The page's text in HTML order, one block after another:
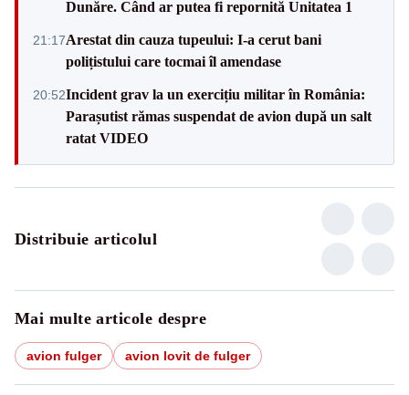
Dunăre. Când ar putea fi repornită Unitatea 1
21:17Arestat din cauza tupeului: I-a cerut bani
polițistului care tocmai îl amendase
20:52Incident grav la un exercițiu militar în România:
Parașutist rămas suspendat de avion după un salt
ratat VIDEO
Distribuie articolul
Mai multe articole despre
avion fulger avion lovit de fulger